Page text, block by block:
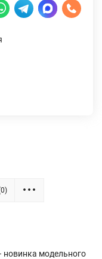
модельного